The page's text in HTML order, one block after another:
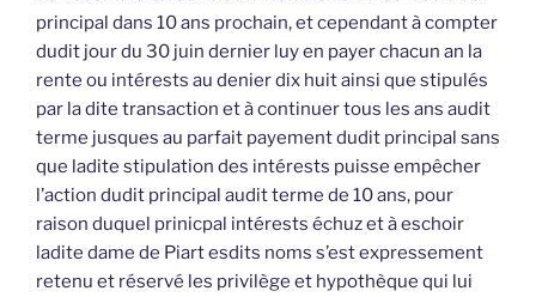
principal dans 10 ans prochain, et cependant à compter
dudit jour du 30 juin dernier luy en payer chacun an la
rente ou intérests au denier dix huit ainsi que stipulés
par la dite transaction et à continuer tous les ans audit
terme jusques au parfait payement dudit principal sans
que ladite stipulation des intérests puisse empêcher
l’action dudit principal audit terme de 10 ans, pour
raison duquel prinicpal intérests échuz et à eschoir
ladite dame de Piart esdits noms s’est expressement
retenu et réservé les privilège et hypothèque qui lui